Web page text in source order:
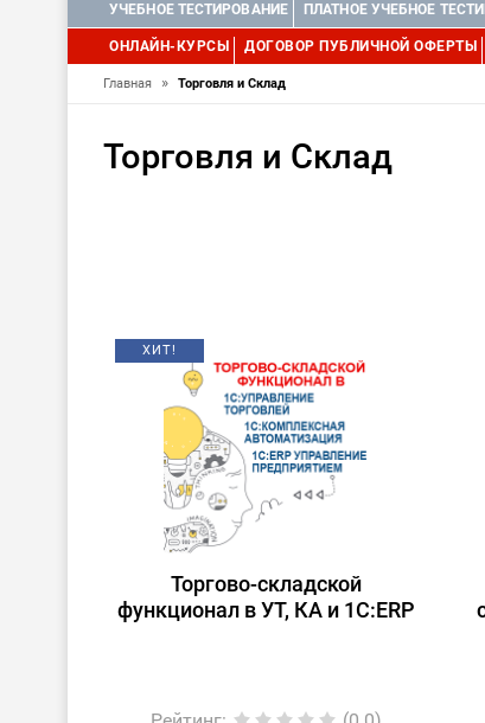
УЧЕБНОЕ ТЕСТИРОВАНИЕ ПЛАТНОЕ УЧЕБНОЕ
ОНЛАЙН-КУРСЫ ДОГОВОР ПУБЛИЧНОЙ ОФЕРТЫ
Главная » Торговля и Склад
Торговля и Склад
ХИТ!
Торгово-складской
функционал в УТ, КА и 1С:ERP